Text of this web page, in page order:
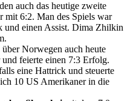
auch das heutige zweite
mit 6:2. Man des Spiels war
und einen Assist. Dima Zhilkin
Norwegen auch heute
feierte einen 7:3 Erfolg.
eine Hattrick und steuerte
10 US Amerikaner in die